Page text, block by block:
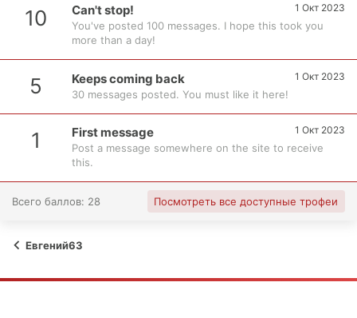
10 1 Окт 2023
Can't stop!
You've posted 100 messages. I hope this took you
more than a day!
5 1 Окт 2023
Keeps coming back
30 messages posted. You must like it here!
1 1 Окт 2023
First message
Post a message somewhere on the site to receive
this.
Всего баллов: 28 Посмотреть все доступные трофеи
Евгений63